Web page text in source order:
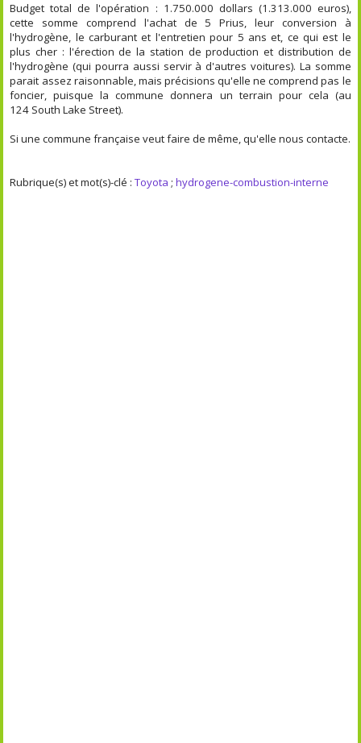
Budget total de l'opération : 1.750.000 dollars (1.313.000 euros),
cette somme comprend l'achat de 5 Prius, leur conversion à
l'hydrogène, le carburant et l'entretien pour 5 ans et, ce qui est le
plus cher : l'érection de la station de production et distribution de
l'hydrogène (qui pourra aussi servir à d'autres voitures). La somme
parait assez raisonnable, mais précisions qu'elle ne comprend pas le
foncier, puisque la commune donnera un terrain pour cela (au
124 South Lake Street).
Si une commune française veut faire de même, qu'elle nous contacte.
Rubrique(s) et mot(s)-clé :Toyota ;hydrogene-combustion-interne